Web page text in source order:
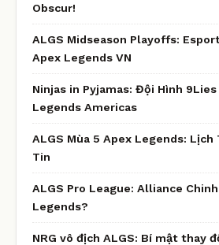
Obscur!
ALGS Midseason Playoffs:
Apex Legends VN
Ninjas in Pyjamas: Đội Hình
Legends Americas
ALGS Mùa 5 Apex Legends:
Tin
ALGS Pro League: Alliance
Legends?
NRG vô địch ALGS: Bí mật thay